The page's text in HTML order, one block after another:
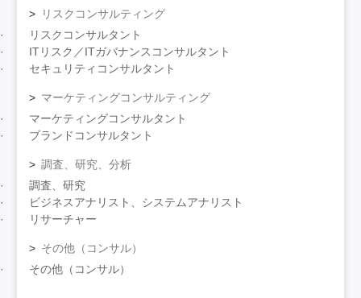
リスクコンサルティング
リスクコンサルタント
ITリスク／ITガバナンスコンサルタント
セキュリティコンサルタント
マーケティングコンサルティング
マーケティングコンサルタント
ブランドコンサルタント
調査、研究、分析
調査、研究
ビジネスアナリスト、システムアナリスト
リサーチャー
その他（コンサル）
その他（コンサル）